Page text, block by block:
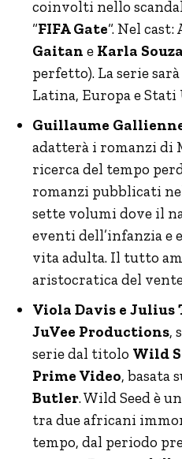
coinvolti nello
“FIFA Gate“. Nel cast:
Gaitan e Karla Souza
perfetto). La serie
Latina, Europa e
Guillaume
adatterà i romanzi di
ricerca del tempo
romanzi pubblicati
sette volumi dove il
eventi dell’infanzia e
vita adulta. Il tutto
aristocratica del
Viola Davis e Julius
JuVee Productions,
serie dal titolo Wild
Prime Video, basata
Butler. Wild Seed è
tra due africani
tempo, dal periodo